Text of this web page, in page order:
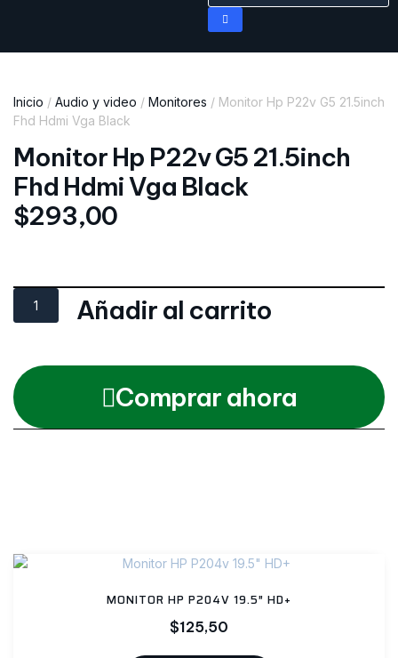
Inicio / Audio y video / Monitores / Monitor Hp P22v G5 21.5inch
Fhd Hdmi Vga Black
Monitor Hp P22v G5 21.5inch
Fhd Hdmi Vga Black
$293,00
Añadir al carrito
Comprar ahora
MONITOR HP P204V 19.5″ HD+
$125,50